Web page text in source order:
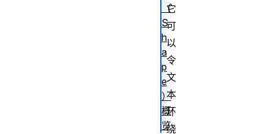
它
可
以
令
文
本
环
绕
（
S
h
a
p
e
）
概
览